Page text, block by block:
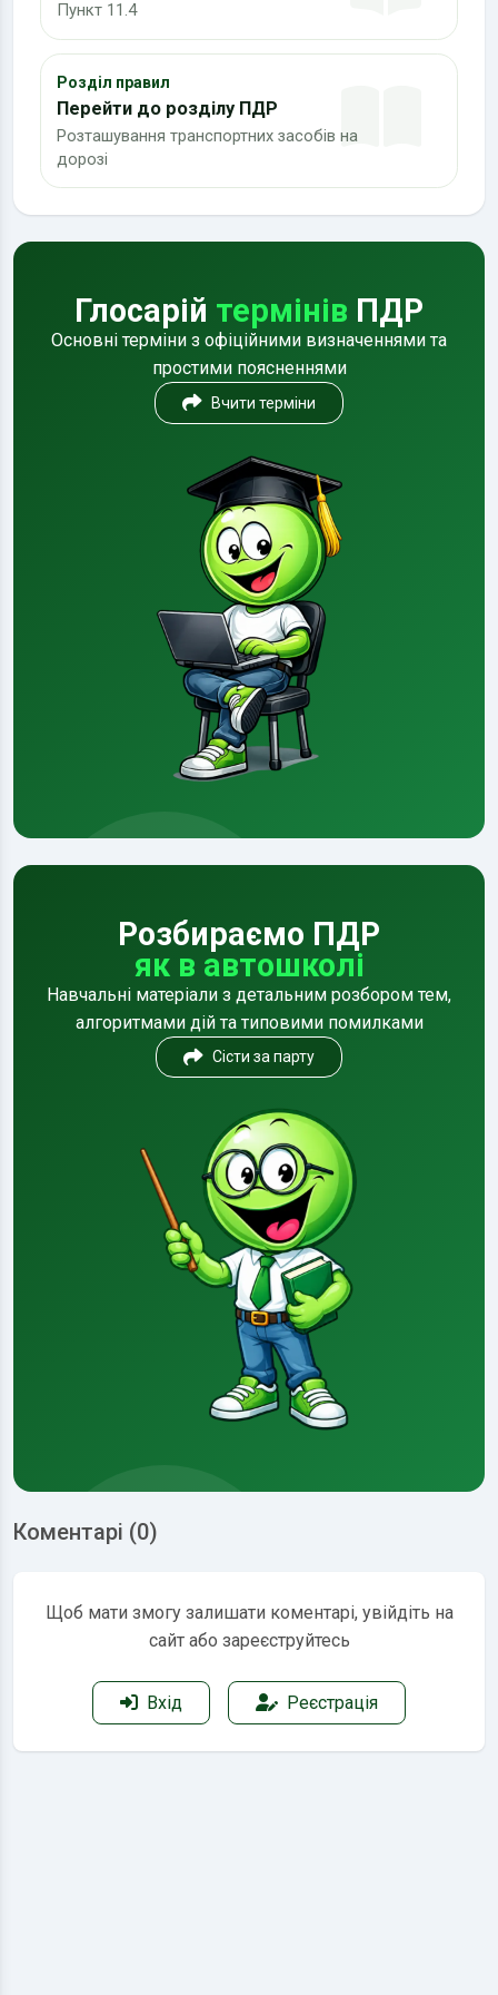
Пункт 11.4
Розділ правил
Перейти до розділу ПДР
Розташування транспортних засобів на
дорозі
Глосарій термінів ПДР
Основні терміни з офіційними визначеннями та
простими поясненнями
Вчити терміни
Розбираємо ПДР
як в автошколі
Навчальні матеріали з детальним розбором тем,
алгоритмами дій та типовими помилками
Сісти за парту
Коментарі (0)
Щоб мати змогу залишати коментарі, увійдіть на
сайт або зареєструйтесь
Вхід Реєстрація